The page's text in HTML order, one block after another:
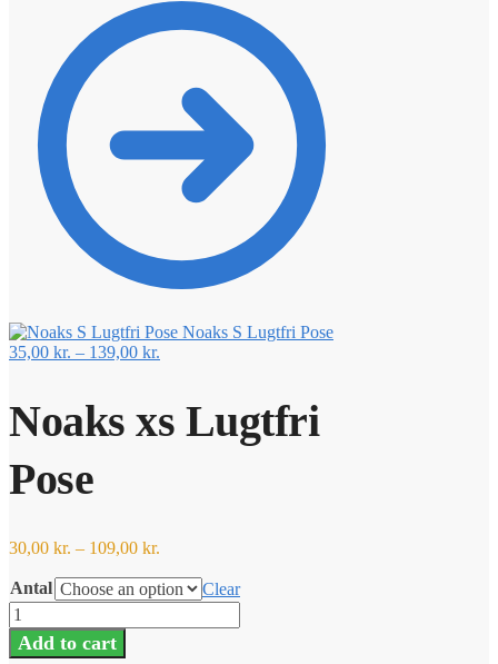
Noaks S Lugtfri Pose
35,00 kr. – 139,00 kr.
Noaks xs Lugtfri
Pose
30,00 kr. – 109,00 kr.
Antal
Clear
Noaks
xs
Lugtfri
Add to cart